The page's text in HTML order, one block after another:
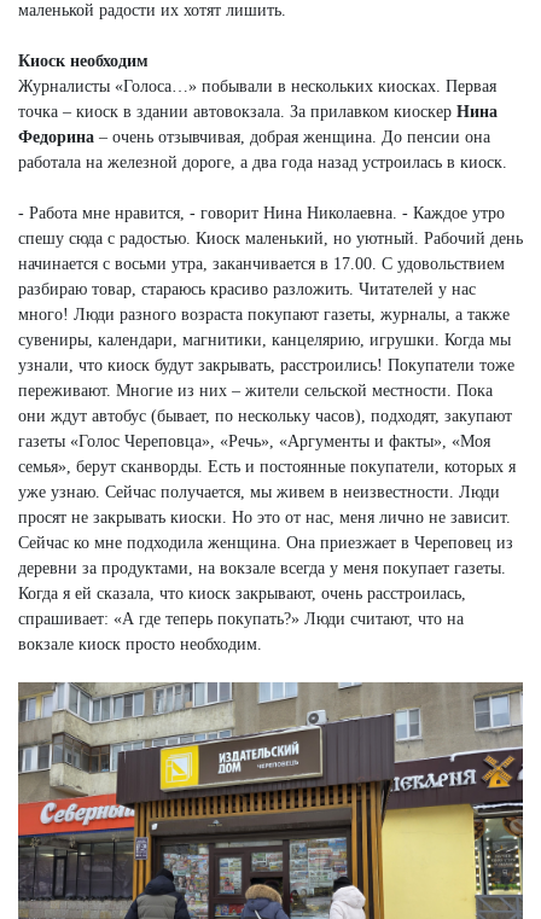
маленькой радости их хотят лишить.
Киоск необходим
Журналисты «Голоса…» побывали в нескольких киосках. Первая
точка – киоск в здании автовокзала. За прилавком киоскер Нина
Федорина – очень отзывчивая, добрая женщина. До пенсии она
работала на железной дороге, а два года назад устроилась в киоск.
- Работа мне нравится, - говорит Нина Николаевна. - Каждое утро
спешу сюда с радостью. Киоск маленький, но уютный. Рабочий день
начинается с восьми утра, заканчивается в 17.00. С удовольствием
разбираю товар, стараюсь красиво разложить. Читателей у нас
много! Люди разного возраста покупают газеты, журналы, а также
сувениры, календари, магнитики, канцелярию, игрушки. Когда мы
узнали, что киоск будут закрывать, расстроились! Покупатели тоже
переживают. Многие из них – жители сельской местности. Пока
они ждут автобус (бывает, по нескольку часов), подходят, закупают
газеты «Голос Череповца», «Речь», «Аргументы и факты», «Моя
семья», берут сканворды. Есть и постоянные покупатели, которых я
уже узнаю. Сейчас получается, мы живем в неизвестности. Люди
просят не закрывать киоски. Но это от нас, меня лично не зависит.
Сейчас ко мне подходила женщина. Она приезжает в Череповец из
деревни за продуктами, на вокзале всегда у меня покупает газеты.
Когда я ей сказала, что киоск закрывают, очень расстроилась,
спрашивает: «А где теперь покупать?» Люди считают, что на
вокзале киоск просто необходим.